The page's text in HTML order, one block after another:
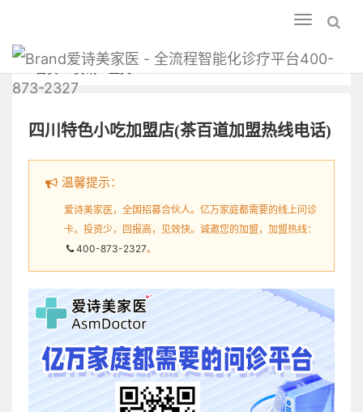
Toggle
navigation
爱诗美家医 - 全流程智能化诊疗平台400-
873-2327
首页 资讯 正文
四川特色小吃加盟店(茶百道加盟热线电话)
温馨提示：
爱诗美家医，全国招募合伙人。亿万家庭都需要的线上问诊
卡。投资少，回报高，见效快。诚邀您的加盟，加盟热线：
400-873-2327。